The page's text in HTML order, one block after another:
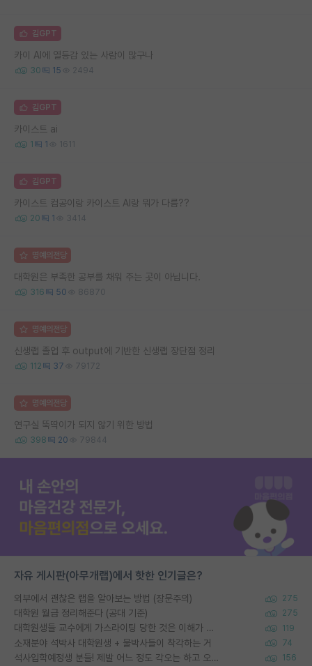
김GPT
카이 AI에 열등감 있는 사람이 많구나
30 15 2494
김GPT
카이스트 ai
1 1 1611
김GPT
카이스트 컴공이랑 카이스트 AI랑 뭐가 다름??
20 1 3414
명예의전당
대학원은 부족한 공부를 채워 주는 곳이 아닙니다.
316 50 86870
명예의전당
신생랩 졸업 후 output에 기반한 신생랩 장단점 정리
112 37 79172
명예의전당
연구실 뚝딱이가 되지 않기 위한 방법
398 20 79844
자유 게시판(아무개랩)에서 핫한 인기글은?
외부에서 괜찮은 랩을 알아보는 방법 (장문주의) 275
대학원 월급 정리해준다 (공대 기준) 275
대학원생들 교수에게 가스라이팅 당한 것은 이해가 갑니다. 안타깝네요. 119
소재분야 석박사 대학원생 + 물박사들이 착각하는 거 74
석사입학예정생 분들! 제발 어느 정도 각오는 하고 오세요. 156